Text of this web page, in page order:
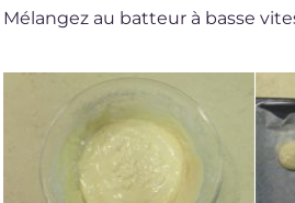
Mélangez au batteur à basse